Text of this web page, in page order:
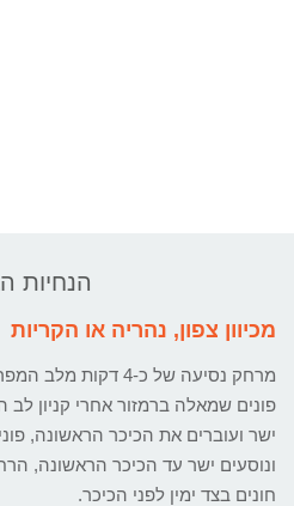
הנחיות
מכיוון צפון, נהריה או הקריות
מרחק נסיעה של כ-4 דקות מלב המפרץ, וכ-9 דקות הליכה.
פונים שמאלה ברמזור אחרי קניון
ישר ועוברים את הכיכר הראשונה,
ונוסעים ישר עד הכיכר הראשונה,
חונים בצד ימין לפני הכיכר.